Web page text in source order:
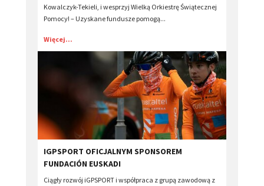
Kowalczyk-Tekieli, i wesprzyj Wielką Orkiestrę Świątecznej
Pomocy! – Uzyskane fundusze pomogą...
Więcej...
IGPSPORT OFICJALNYM SPONSOREM
FUNDACIÓN EUSKADI
Ciągły rozwój iGPSPORT i współpraca z grupą zawodową z